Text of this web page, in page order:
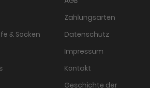
& Socken
Zahlungsarten
Datenschutz
Impressum
Kontakt
Geschichte der